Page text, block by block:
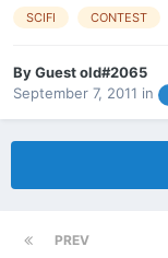
SCIFI CONTEST
ByGuest old#2065
September 7, 2011 in
PREV